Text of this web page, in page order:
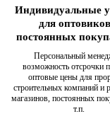
Индивидуальные
для
постоянных
Персональный
возможность отсрочки
оптовые цены для
строительных компаний и
магазинов, постоянных
т.п.